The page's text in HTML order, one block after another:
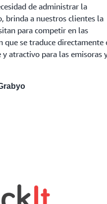
de administrar la
brinda a nuestros clientes la
para competir en las
se traduce directamente
atractivo para las emisoras